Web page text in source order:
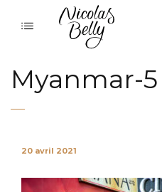
Myanmar-5
20 avril 2021